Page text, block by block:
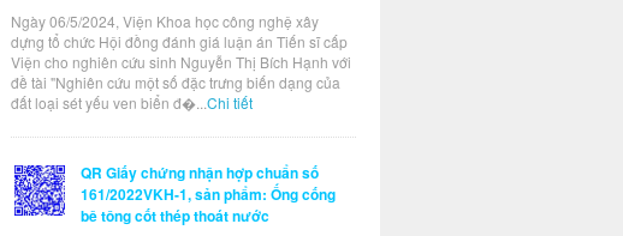
Ngày 06/5/2024, Viện Khoa học công nghệ xây
dựng tổ chức Hội đồng đánh giá luận án Tiến sĩ cấp
Viện cho nghiên cứu sinh Nguyễn Thị Bích Hạnh với
đề tài "Nghiên cứu một số đặc trưng biến dạng của
đất loại sét yếu ven biển đ�...Chi tiết
QR Giấy chứng nhận hợp chuẩn số
161/2022VKH-1, sản phẩm: Ống cống
bê tông cốt thép thoát nước